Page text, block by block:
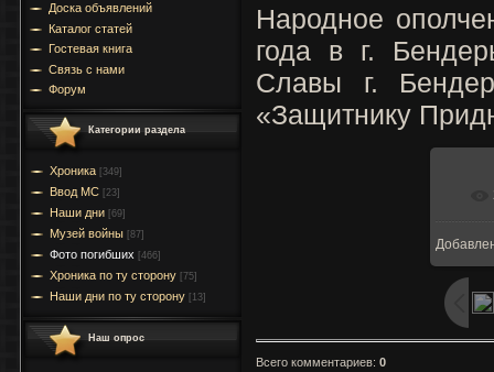
Доска объявлений
Каталог статей
Гостевая книга
Связь с нами
Форум
Категории раздела
Хроника [349]
Ввод МC [23]
Наши дни [69]
Музей войны [87]
Фото погибших [466]
Хроника по ту сторону [75]
Наши дни по ту сторону [13]
Наш опрос
Народное
года в г.
Славы г.
«Защитнику
Всего комментариев: 0